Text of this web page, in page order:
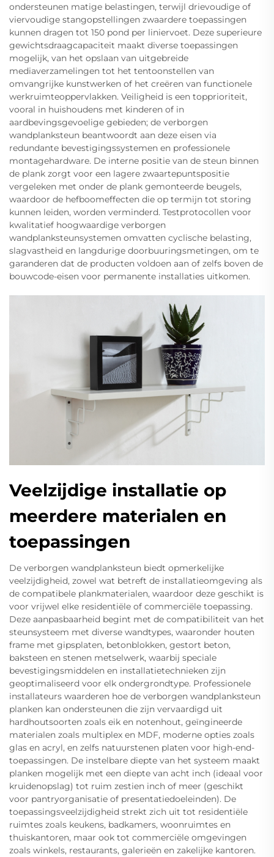
ondersteunen matige belastingen, terwijl drievoudige of
viervoudige stangopstellingen zwaardere toepassingen
kunnen dragen tot 150 pond per liniervoet. Deze superieure
gewichtsdraagcapaciteit maakt diverse toepassingen
mogelijk, van het opslaan van uitgebreide
mediaverzamelingen tot het tentoonstellen van
omvangrijke kunstwerken of het creëren van functionele
werkruimteoppervlakken. Veiligheid is een topprioriteit,
vooral in huishoudens met kinderen of in
aardbevingsgevoelige gebieden; de verborgen
wandplanksteun beantwoordt aan deze eisen via
redundante bevestigingssystemen en professionele
montagehardware. De interne positie van de steun binnen
de plank zorgt voor een lagere zwaartepuntspositie
vergeleken met onder de plank gemonteerde beugels,
waardoor de hefboomeffecten die op termijn tot storing
kunnen leiden, worden verminderd. Testprotocollen voor
kwalitatief hoogwaardige verborgen
wandplanksteunsystemen omvatten cyclische belasting,
slagvastheid en langdurige doorbuuringsmetingen, om te
garanderen dat de producten voldoen aan of zelfs boven de
bouwcode-eisen voor permanente installaties uitkomen.
Veelzijdige installatie op
meerdere materialen en
toepassingen
De verborgen wandplanksteun biedt opmerkelijke
veelzijdigheid, zowel wat betreft de installatieomgeving als
de compatibele plankmaterialen, waardoor deze geschikt is
voor vrijwel elke residentiële of commerciële toepassing.
Deze aanpasbaarheid begint met de compatibiliteit van het
steunsysteem met diverse wandtypes, waaronder houten
frame met gipsplaten, betonblokken, gestort beton,
baksteen en stenen metselwerk, waarbij speciale
bevestigingsmiddelen en installatietechnieken zijn
geoptimaliseerd voor elk ondergrondtype. Professionele
installateurs waarderen hoe de verborgen wandplanksteun
planken kan ondersteunen die zijn vervaardigd uit
hardhoutsoorten zoals eik en notenhout, geïngineerde
materialen zoals multiplex en MDF, moderne opties zoals
glas en acryl, en zelfs natuurstenen platen voor high-end-
toepassingen. De instelbare diepte van het systeem maakt
planken mogelijk met een diepte van acht inch (ideaal voor
kruidenopslag) tot ruim zestien inch of meer (geschikt
voor pantryorganisatie of presentatiedoeleinden). De
toepassingsveelzijdigheid strekt zich uit tot residentiële
ruimtes zoals keukens, badkamers, woonruimtes en
thuiskantoren, maar ook tot commerciële omgevingen
zoals winkels, restaurants, galerieën en zakelijke kantoren.